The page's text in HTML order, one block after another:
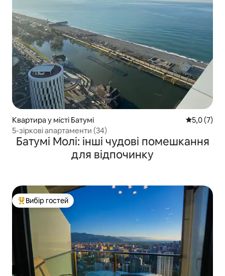
Квартира у місті Батумі Середня
5,0 (7)
5-зіркові апартаменти (34)
Батумі Молі: інші чудові помешкання
для відпочинку
Топ вибір гостей
Вибір гостей